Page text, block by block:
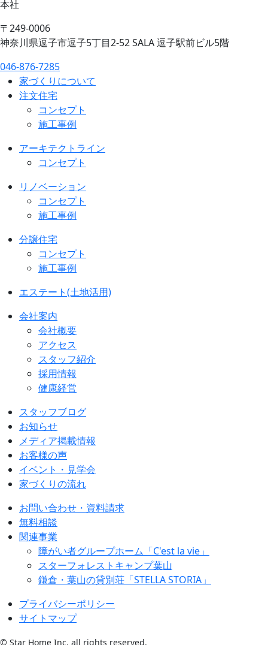
本社
〒249-0006
神奈川県逗子市逗子5丁目2-52 SALA 逗子駅前ビル5階
046-876-7285
家づくりについて
注文住宅
コンセプト
施工事例
アーキテクトライン
コンセプト
リノベーション
コンセプト
施工事例
分譲住宅
コンセプト
施工事例
エステート(土地活用)
会社案内
会社概要
アクセス
スタッフ紹介
採用情報
健康経営
スタッフブログ
お知らせ
メディア掲載情報
お客様の声
イベント・見学会
家づくりの流れ
お問い合わせ・資料請求
無料相談
関連事業
障がい者グループホーム「C'est la vie」
スターフォレストキャンプ葉山
鎌倉・葉山の貸別荘「STELLA STORIA」
プライバシーポリシー
サイトマップ
© Star Home Inc. all rights reserved.